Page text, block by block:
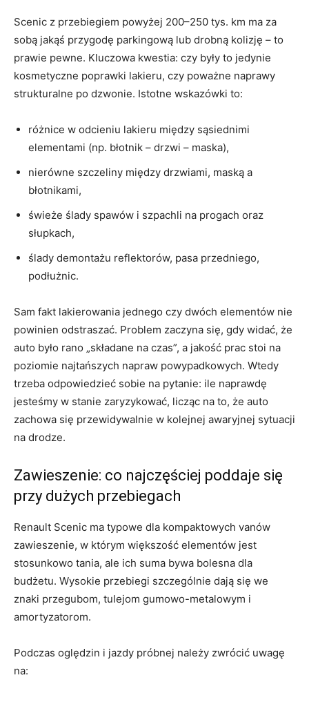
Scenic z przebiegiem powyżej 200–250 tys. km ma za
sobą jakąś przygodę parkingową lub drobną kolizję – to
prawie pewne. Kluczowa kwestia: czy były to jedynie
kosmetyczne poprawki lakieru, czy poważne naprawy
strukturalne po dzwonie. Istotne wskazówki to:
różnice w odcieniu lakieru między sąsiednimi
elementami (np. błotnik – drzwi – maska),
nierówne szczeliny między drzwiami, maską a
błotnikami,
świeże ślady spawów i szpachli na progach oraz
słupkach,
ślady demontażu reflektorów, pasa przedniego,
podłużnic.
Sam fakt lakierowania jednego czy dwóch elementów nie
powinien odstraszać. Problem zaczyna się, gdy widać, że
auto było rano „składane na czas”, a jakość prac stoi na
poziomie najtańszych napraw powypadkowych. Wtedy
trzeba odpowiedzieć sobie na pytanie: ile naprawdę
jesteśmy w stanie zaryzykować, licząc na to, że auto
zachowa się przewidywalnie w kolejnej awaryjnej sytuacji
na drodze.
Zawieszenie: co najczęściej poddaje się
przy dużych przebiegach
Renault Scenic ma typowe dla kompaktowych vanów
zawieszenie, w którym większość elementów jest
stosunkowo tania, ale ich suma bywa bolesna dla
budżetu. Wysokie przebiegi szczególnie dają się we
znaki przegubom, tulejom gumowo-metalowym i
amortyzatorom.
Podczas oględzin i jazdy próbnej należy zwrócić uwagę
na: